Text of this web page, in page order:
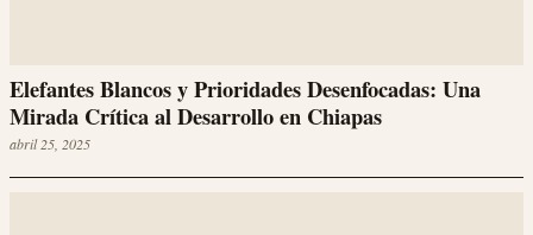
Elefantes Blancos y Prioridades Desenfocadas: Una
Mirada Crítica al Desarrollo en Chiapas
abril 25, 2025